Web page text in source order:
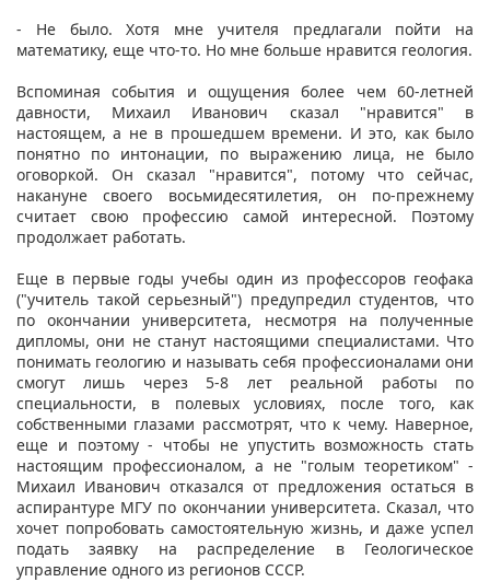
- Не было. Хотя мне учителя предлагали пойти на
математику, еще что-то. Но мне больше нравится геология.
Вспоминая события и ощущения более чем 60-летней
давности, Михаил Иванович сказал "нравится" в
настоящем, а не в прошедшем времени. И это, как было
понятно по интонации, по выражению лица, не было
оговоркой. Он сказал "нравится", потому что сейчас,
накануне своего восьмидесятилетия, он по-прежнему
считает свою профессию самой интересной. Поэтому
продолжает работать.
Еще в первые годы учебы один из профессоров геофака
("учитель такой серьезный") предупредил студентов, что
по окончании университета, несмотря на полученные
дипломы, они не станут настоящими специалистами. Что
понимать геологию и называть себя профессионалами они
смогут лишь через 5-8 лет реальной работы по
специальности, в полевых условиях, после того, как
собственными глазами рассмотрят, что к чему. Наверное,
еще и поэтому - чтобы не упустить возможность стать
настоящим профессионалом, а не "голым теоретиком" -
Михаил Иванович отказался от предложения остаться в
аспирантуре МГУ по окончании университета. Сказал, что
хочет попробовать самостоятельную жизнь, и даже успел
подать заявку на распределение в Геологическое
управление одного из регионов СССР.